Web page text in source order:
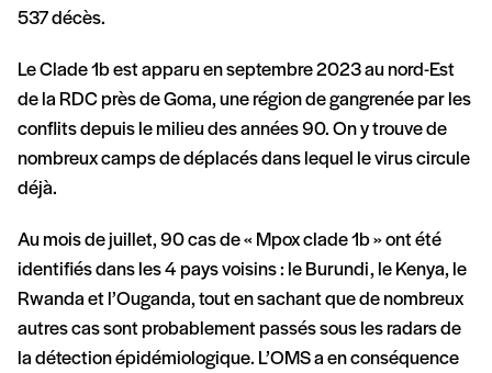
537 décès.
Le Clade 1b est apparu en septembre 2023 au nord-Est
de la RDC près de Goma, une région de gangrenée par les
conflits depuis le milieu des années 90. On y trouve de
nombreux camps de déplacés dans lequel le virus circule
déjà.
Au mois de juillet, 90 cas de « Mpox clade 1b » ont été
identifiés dans les 4 pays voisins : le Burundi, le Kenya, le
Rwanda et l’Ouganda, tout en sachant que de nombreux
autres cas sont probablement passés sous les radars de
la détection épidémiologique. L’OMS a en conséquence